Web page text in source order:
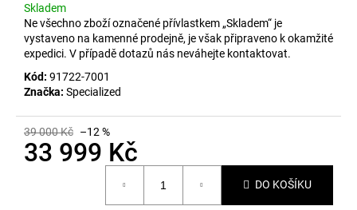
Skladem
Ne všechno zboží označené přívlastkem „Skladem“ je
vystaveno na kamenné prodejně, je však připraveno k okamžité
expedici. V případě dotazů nás neváhejte kontaktovat.
Kód: 91722-7001
Značka: Specialized
39 000 Kč –12 %
33 999 Kč
DO KOŠÍKU